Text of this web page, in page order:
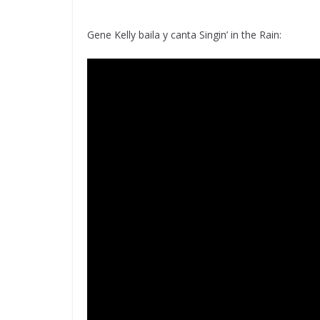
Gene Kelly baila y canta Singin’ in the Rain: